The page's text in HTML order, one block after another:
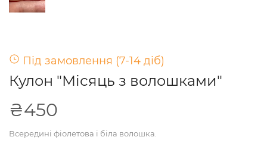
Під замовлення (7-14 діб)
Кулон "Місяць з волошками"
₴450
Всередині фіолетова і біла волошка.